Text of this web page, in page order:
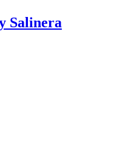
Salinera